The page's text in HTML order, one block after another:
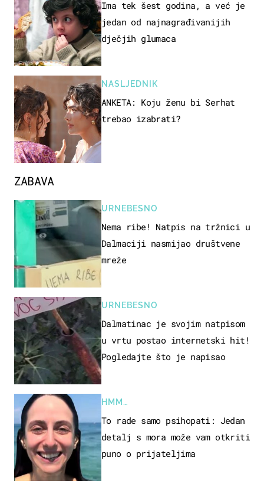
ZABAVA
URNEBESNO
Nema ribe! Natpis na tržnici u
Dalmaciji nasmijao društvene
mreže
URNEBESNO
Dalmatinac je svojim natpisom
u vrtu postao internetski hit!
Pogledajte što je napisao
HMM…
To rade samo psihopati: Jedan
detalj s mora može vam otkriti
puno o prijateljima
Ima tek šest godina, a već je
jedan od najnagrađivanijih
dječjih glumaca
NASLJEDNIK
ANKETA: Koju ženu bi Serhat
trebao izabrati?